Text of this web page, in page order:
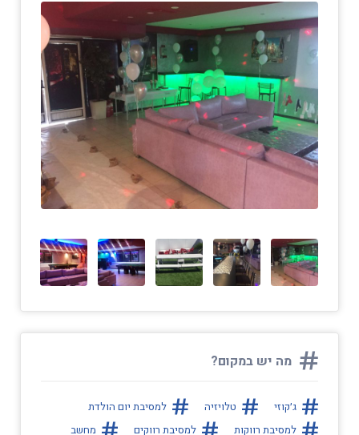
מה יש במקום?
ג׳קוזי טלויזיה
למסיבת יום הולדת
למסיבת רווקות
למסיבת רווקים מחשב